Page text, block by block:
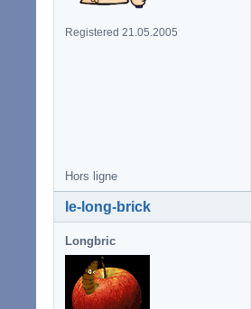
Registered 21.05.2005
Hors ligne
le-long-brick
Longbric